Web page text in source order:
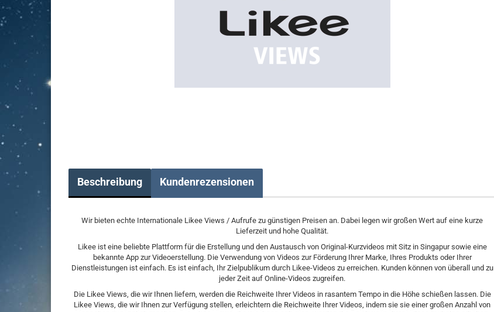
Beschreibung Kundenrezensionen
Wir bieten echte Internationale Likee Views / Aufrufe zu günstigen Preisen an. Dabei legen wir großen Wert auf eine kurze
Lieferzeit und hohe Qualität.
Likee ist eine beliebte Plattform für die Erstellung und den Austausch von Original-Kurzvideos mit Sitz in Singapur sowie eine
bekannte App zur Videoerstellung. Die Verwendung von Videos zur Förderung Ihrer Marke, Ihres Produkts oder Ihrer
Dienstleistungen ist einfach. Es ist einfach, Ihr Zielpublikum durch Likee-Videos zu erreichen. Kunden können von überall und zu
jeder Zeit auf Online-Videos zugreifen.
Die Likee Views, die wir Ihnen liefern, werden die Reichweite Ihrer Videos in rasantem Tempo in die Höhe schießen lassen. Die
Likee Views, die wir Ihnen zur Verfügung stellen, erleichtern die Reichweite Ihrer Videos, indem sie sie einer großen Anzahl von